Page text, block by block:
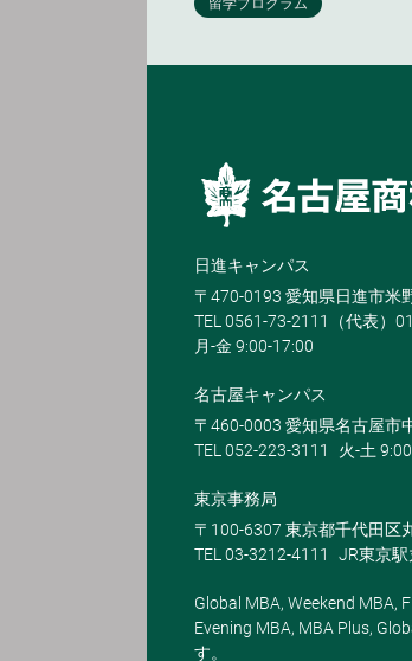
日進キャンパス
〒470-0193 愛知県日進市米
TEL 0561-73-2111（代表）
月-金 9:00-17:00
名古屋キャンパス
〒460-0003 愛知県名古屋市
TEL 052-223-3111
火-土
東京事務局
〒100-6307 東京都千代田区
TEL 03-3212-4111
JR東京
Global MBA, Weekend MBA,
Evening MBA, MBA Plus,
す。